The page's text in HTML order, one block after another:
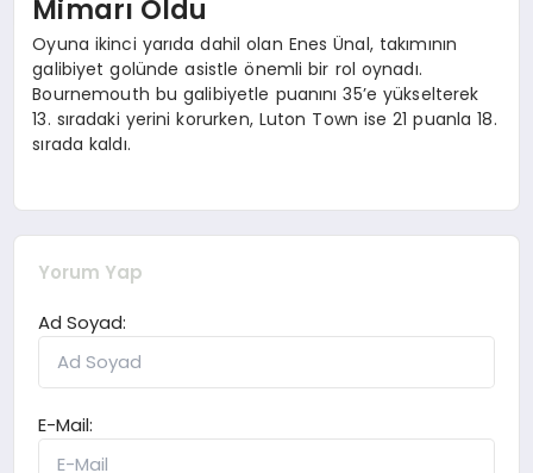
Mimarı Oldu
Oyuna ikinci yarıda dahil olan Enes Ünal, takımının
galibiyet golünde asistle önemli bir rol oynadı.
Bournemouth bu galibiyetle puanını 35’e yükselterek
13. sıradaki yerini korurken, Luton Town ise 21 puanla 18.
sırada kaldı.
Yorum Yap
Ad Soyad:
E-Mail: